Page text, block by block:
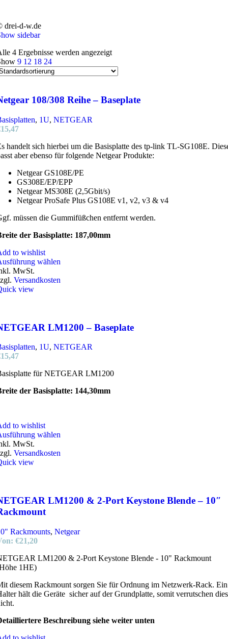
drei-d-w.de
sidebar
4 Ergebnisse werden angezeigt
9 12 18 24
108/308 Reihe – Baseplate
, 1U, NETGEAR
15,47
handelt sich hierbei um die Basisplatte des tp-link TL-SG108E.
aber ebenso für folgende Netgear Produkte:
Netgear GS108E/PE
GS308E/EP/EPP
Netgear MS308E (2,5Gbit/s)
Netgear ProSafe Plus GS108E v1, v2, v3 & v4
müssen die Gummifüßchen entfernt werden.
der Basisplatte: 187,00mm
to wishlist
wählen
Optionen
auf
gewählt
MwSt.
Versandkosten
view
LM1200 – Baseplate
, 1U, NETGEAR
15,47
für NETGEAR LM1200
der Basisplatte: 144,30mm
to wishlist
wählen
Optionen
Produktseite
werden
MwSt.
Versandkosten
view
LM1200 & 2-Port Keystone Blende – 10″
Rackmounts, Netgear
€21,20
LM1200 & 2-Port Keystone Blende - 10" Rackmount
1HE)
diesem Rackmount sorgen Sie für Ordnung im Netzwerk-Rack. Ein
hält die Geräte sicher auf der Grundplatte, somit verrutschen
Beschreibung siehe weiter unten